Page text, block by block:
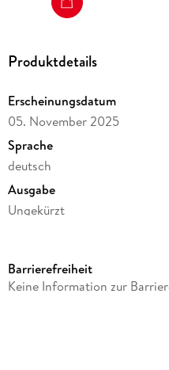
Produktdetails
Erscheinungsdatum
05. November 2025
Sprache
deutsch
Ausgabe
Ungekürzt
Laufzeit
Barrierefreiheit
Keine Information zur